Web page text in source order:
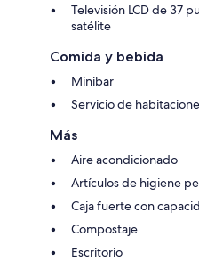
Televisión LCD de 37
satélite
Comida y bebida
Minibar
Servicio de
Más
Aire acondicionado
Artículos de higiene
Caja fuerte con
Compostaje
Escritorio